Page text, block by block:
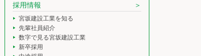
採用情報
宮坂建設工業を知る
先輩社員紹介
数字で見る宮坂建設工業
新卒採用